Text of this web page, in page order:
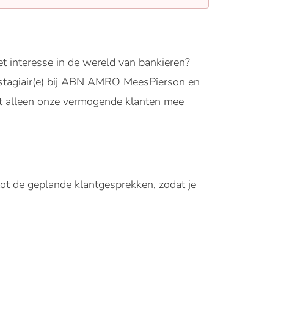
interesse in de wereld van bankieren?
bij ABN AMRO MeesPierson en
onze vermogende klanten mee
de geplande klantgesprekken, zodat je